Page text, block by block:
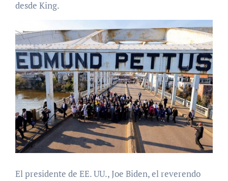
desde King.
El presidente de EE. UU., Joe Biden, el reverendo